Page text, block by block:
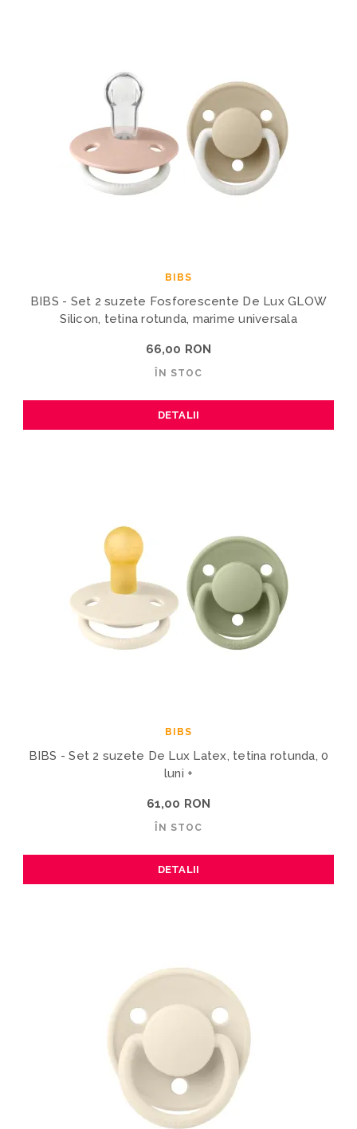
BIBS
BIBS - Set 2 suzete Fosforescente De Lux GLOW
Silicon, tetina rotunda, marime universala
66,00 RON
ÎN STOC
DETALII
BIBS
BIBS - Set 2 suzete De Lux Latex, tetina rotunda, 0
luni +
61,00 RON
ÎN STOC
DETALII